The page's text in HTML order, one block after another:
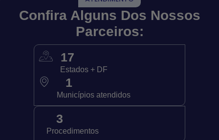
Confira Alguns Dos Nossos
Parceiros:
26
Estados + DF
1.736
Municípios atendidos
4.612
Procedimentos